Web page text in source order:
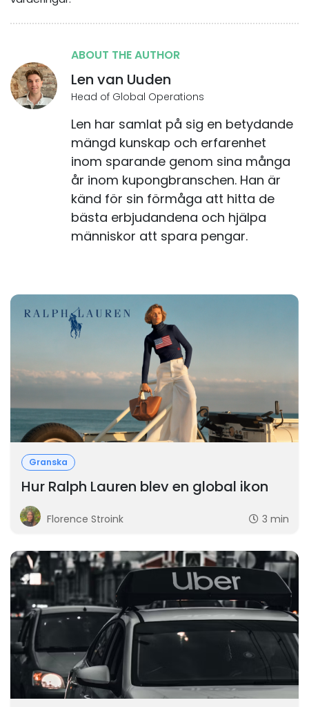
ABOUT THE AUTHOR
Len van Uuden
Head of Global Operations
Len har samlat på sig en betydande
mängd kunskap och erfarenhet
inom sparande genom sina många
år inom kupongbranschen. Han är
känd för sin förmåga att hitta de
bästa erbjudandena och hjälpa
människor att spara pengar.
Granska
Hur Ralph Lauren blev en global ikon
Florence Stroink 3 min